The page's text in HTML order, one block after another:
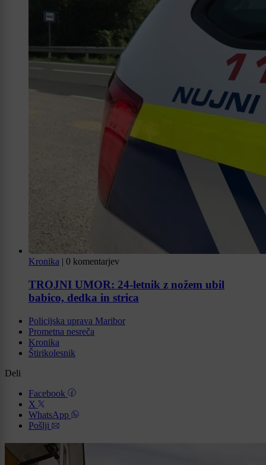
Kronika | 0 komentarjev
TROJNI UMOR: 24-letnik z nožem ubil
babico, dedka in strica
Policijska uprava Maribor
Prometna nesreča
Kronika
Štirikolesnik
Deli
Facebook
X
WhatsApp
Pošlji